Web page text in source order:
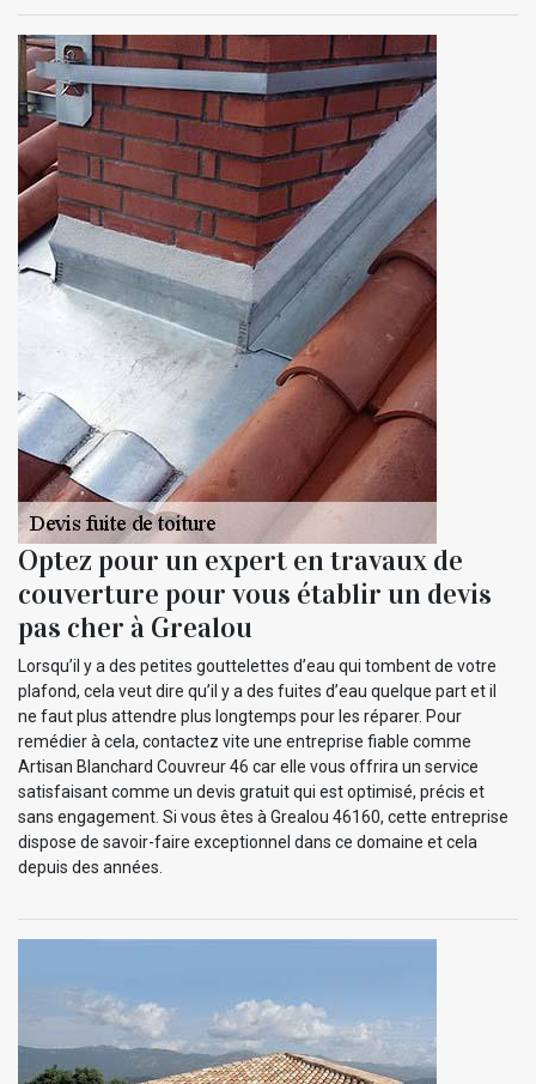
Optez pour un expert en travaux de
couverture pour vous établir un devis
pas cher à Grealou
Lorsqu’il y a des petites gouttelettes d’eau qui tombent de votre
plafond, cela veut dire qu’il y a des fuites d’eau quelque part et il
ne faut plus attendre plus longtemps pour les réparer. Pour
remédier à cela, contactez vite une entreprise fiable comme
Artisan Blanchard Couvreur 46 car elle vous offrira un service
satisfaisant comme un devis gratuit qui est optimisé, précis et
sans engagement. Si vous êtes à Grealou 46160, cette entreprise
dispose de savoir-faire exceptionnel dans ce domaine et cela
depuis des années.